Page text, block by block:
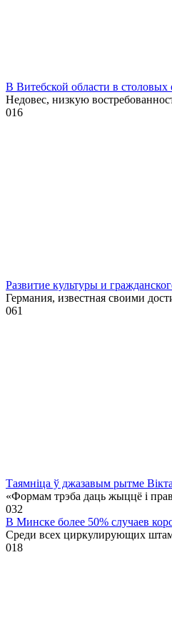
В Витебской области в
Недовес, низкую
016
Развитие культуры и
Германия, известная своими
061
Таямніца ў джазавым рытме
«Формам трэба даць жыццё і
032
В Минске более 50% случаев
Среди всех циркулирующих
018